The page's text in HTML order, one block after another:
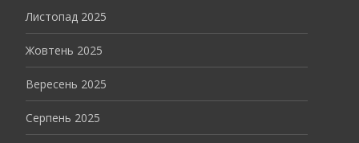
Листопад 2025
Жовтень 2025
Вересень 2025
Серпень 2025